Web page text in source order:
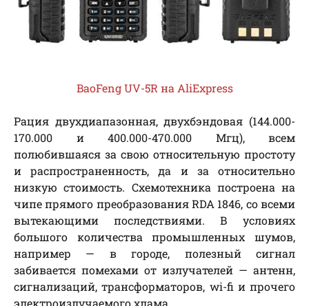
BaoFeng UV-5R на AliExpress
Рация двухдиапазонная, двухбэндовая (144.000-
170.000 и 400.000-470.000 Мгц), всем
полюбившаяся за свою относительную простоту
и распространенность, да и за относительно
низкую стоимость. Схемотехника построена на
чипе прямого преобразования RDA 1846, со всеми
вытекающими последствиями. В условиях
большого количества промышленных шумов,
например — в городе, полезный сигнал
забивается помехами от излучателей — антенн,
сигнализаций, трансформаторов, wi-fi и прочего
электроизлучаемого хлама.